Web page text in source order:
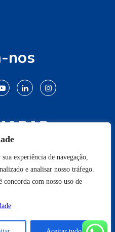
experiência de navegação,
e analisar nosso tráfego.
com nosso uso de
nos
direitos reservados.
de Privacidade